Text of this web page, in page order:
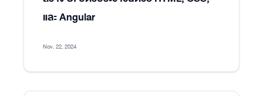
และ Angular
Nov. 22, 2024